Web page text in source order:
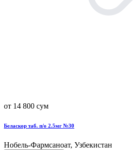
от 14 800 сум
Беласкор таб. п/о 2.5мг №30
Нобель-Фармсаноат, Узбекистан